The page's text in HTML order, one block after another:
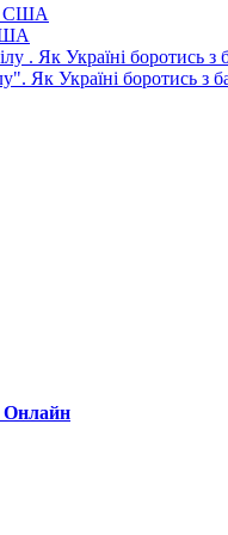
Як Україні боротись з
Онлайн